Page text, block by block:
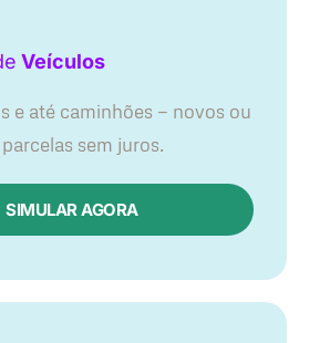
Veículos
e até caminhões — novos ou
sem juros.
SIMULAR AGORA